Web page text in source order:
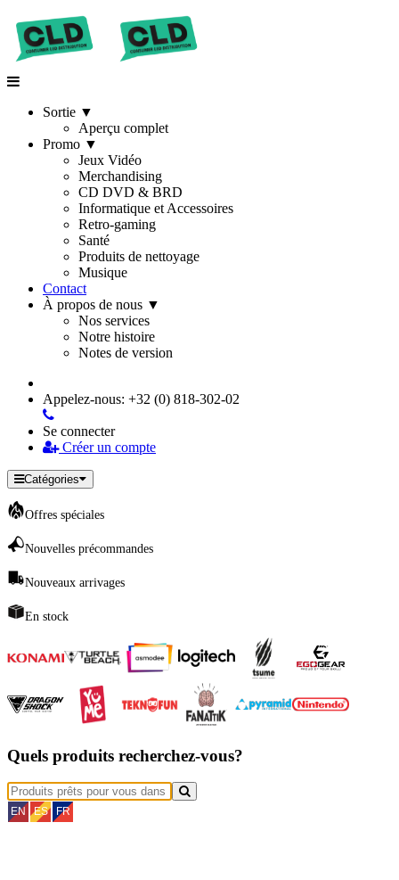
Sortie ▼
Aperçu complet
Promo ▼
Jeux Vidéo
Merchandising
CD DVD & BRD
Informatique et Accessoires
Retro-gaming
Santé
Produits de nettoyage
Musique
Contact
À propos de nous ▼
Nos services
Notre histoire
Notes de version
Appelez-nous: +32 (0) 818-302-02
Se connecter
Créer un compte
Catégories
Offres spéciales
Nouvelles précommandes
Nouveaux arrivages
En stock
Quels produits recherchez-vous?